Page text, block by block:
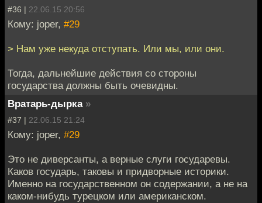
#36 | 22.06.15 20:56
Кому: joper, #29
> Нам уже некуда отступать. Или мы, или они.
Тогда, дальнейшие действия со стороны
государства должны быть очевидны.
Вратарь-дырка »
#37 | 22.06.15 21:24
Кому: joper, #29
Это не диверсанты, а верные слуги государевы.
Каков государь, таковы и придворные историки.
Именно на государственном он содержании, а не на
каком-нибудь турецком или американском.